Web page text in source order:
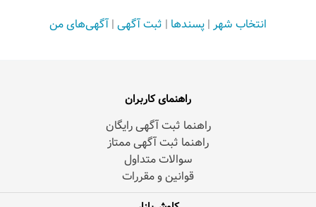
انتخاب شهر | پسندها | ثبت آگهی | آگهی‌های من
راهنمای کاربران
راهنما ثبت آگهی رایگان
راهنما ثبت آگهی ممتاز
سوالات متداول
قوانین و مقررات